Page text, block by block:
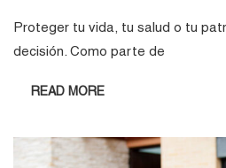
Proteger tu vida, tu salud o tu
decisión. Como parte de
READ MORE